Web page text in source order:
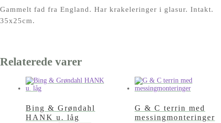
Gammelt fad fra England. Har krakeleringer i glasur. Intakt.
35x25cm.
Relaterede varer
Bing & Grøndahl
HANK u. låg
G & C terrin med
messingmonteringer